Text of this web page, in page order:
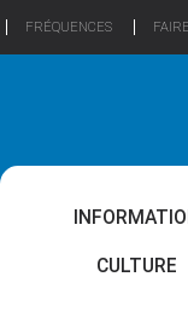
FRÉQUENCES
CULTURE